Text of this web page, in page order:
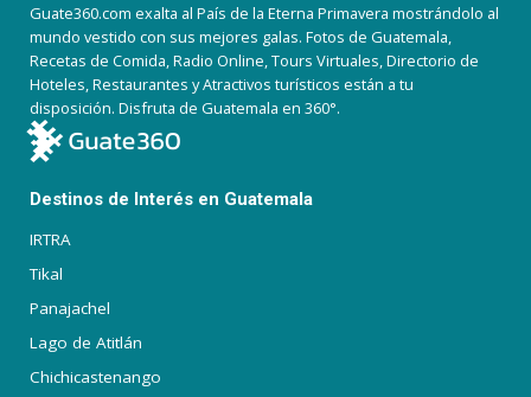
Guate360.com exalta al País de la Eterna Primavera mostrándolo al
mundo vestido con sus mejores galas. Fotos de Guatemala,
Recetas de Comida, Radio Online, Tours Virtuales, Directorio de
Hoteles, Restaurantes y Atractivos turísticos están a tu
disposición. Disfruta de Guatemala en 360°.
Destinos de Interés en Guatemala
IRTRA
Tikal
Panajachel
Lago de Atitlán
Chichicastenango